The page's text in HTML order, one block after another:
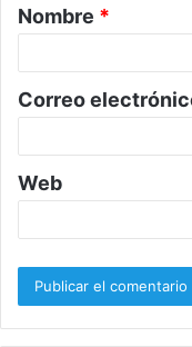
r
o
*
Nombre *
Correo
Web